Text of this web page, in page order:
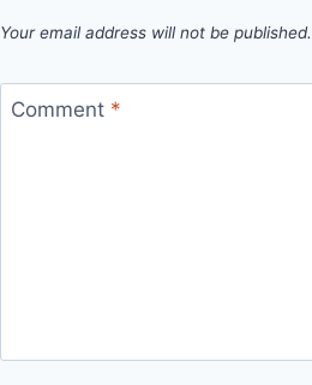
Your email address will not be published.
Comment *